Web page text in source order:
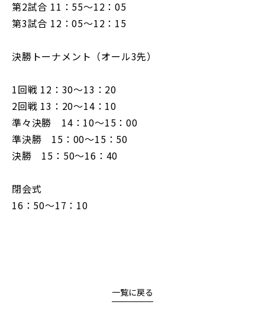
第2試合 11：55～12：05
第3試合 12：05～12：15
決勝トーナメント（オール3先）
1回戦 12：30～13：20
2回戦 13：20～14：10
準々決勝 14：10～15：00
準決勝 15：00～15：50
決勝 15：50～16：40
閉会式
16：50～17：10
一覧に戻る